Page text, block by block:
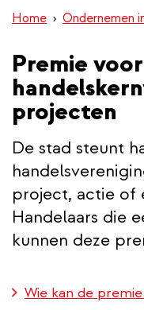
inhoud
gaan
Home Ondernemen
Premie voor
projecten
De stad steunt
project, actie of
Handelaars die
kunnen deze
Wie kan de